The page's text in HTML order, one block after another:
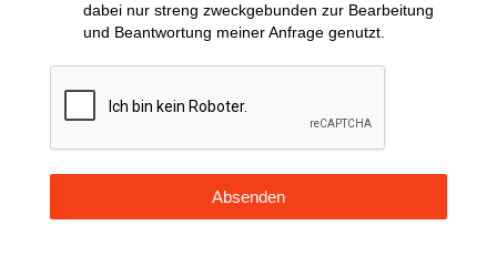
dabei nur streng zweckgebunden zur Bearbeitung
und Beantwortung meiner Anfrage genutzt.
Absenden